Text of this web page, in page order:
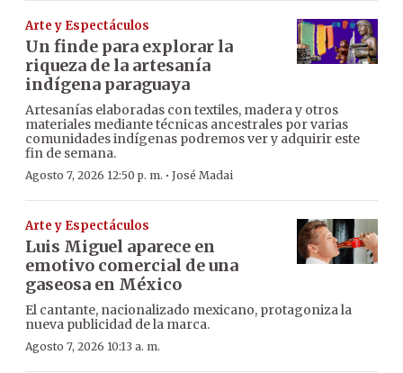
Arte y Espectáculos
Un finde para explorar la
riqueza de la artesanía
indígena paraguaya
Artesanías elaboradas con textiles, madera y otros
materiales mediante técnicas ancestrales por varias
comunidades indígenas podremos ver y adquirir este
fin de semana.
Agosto 7, 2026 12:50 p. m. · José Madai
Arte y Espectáculos
Luis Miguel aparece en
emotivo comercial de una
gaseosa en México
El cantante, nacionalizado mexicano, protagoniza la
nueva publicidad de la marca.
Agosto 7, 2026 10:13 a. m.